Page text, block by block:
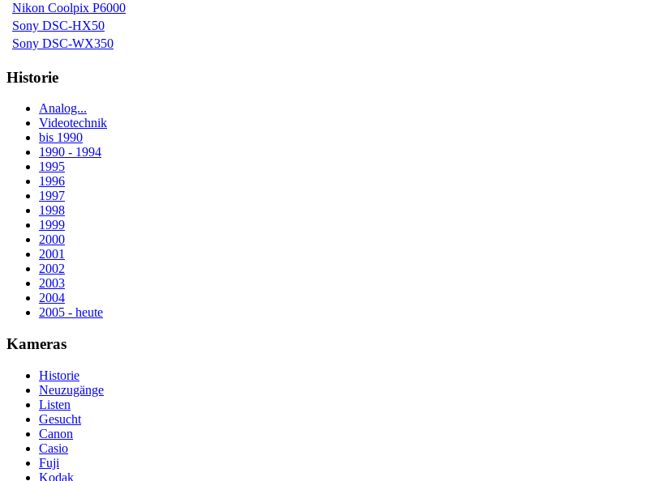
Nikon Coolpix P6000
Sony DSC-HX50
Sony DSC-WX350
Historie
Analog...
Videotechnik
bis 1990
1990 - 1994
1995
1996
1997
1998
1999
2000
2001
2002
2003
2004
2005 - heute
Kameras
Historie
Neuzugänge
Listen
Gesucht
Canon
Casio
Fuji
Kodak